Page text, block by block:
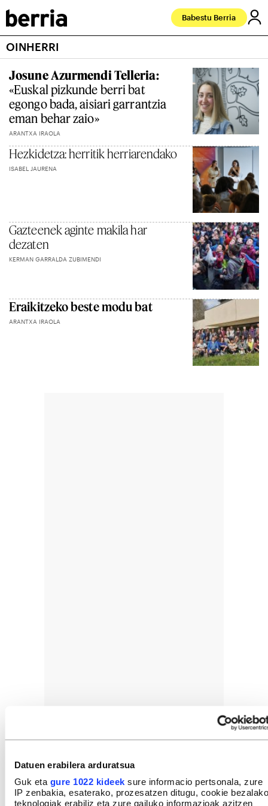
Datuen erabilera arduratsua
Guk eta gure 1022 kideek sure informacio pertsonala, zure
IP zenbakia, esaterako, prozesatzen ditugu, cookie bezalako
teknologiak erabiliz eta zure gailuko informazioak azitzen
Babestu Berria
OINHERRI
Josune Azurmendi Telleria:
«Euskal pizkunde berri bat
egongo bada, aisiari garrantzia
eman behar zaio»
ARANTXA IRAOLA
Hezkidetza: herritik herriarendako
ISABEL JAURENA
Gazteenek aginte makila har
dezaten
KERMAN GARRALDA ZUBIMENDI
Eraikitzeko beste modu bat
ARANTXA IRAOLA